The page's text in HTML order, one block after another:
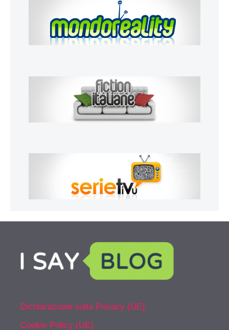
Dichiarazione sulla Privacy (UE)
Cookie Policy (UE)